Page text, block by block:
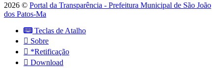
2026 © Portal da Transparência - Prefeitura Municipal de São João
dos Patos-Ma
Teclas de Atalho
Sobre
*Retificação
Download